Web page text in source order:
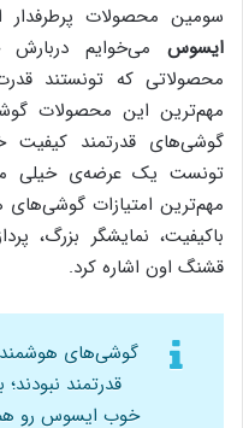
سومین محصولات
ایسوس می‌خوایم
محصولاتی که تونستند
مهم‌ترین این محصولات
گوشی‌های قدرتمند کیفیت
مهم‌ترین امتیازات
باکیفیت، نمایشگر بزرگ،
قشنگ اون اشاره کرد.
گوشی‌های
قدرتمند
خوب ایسوس رو هم